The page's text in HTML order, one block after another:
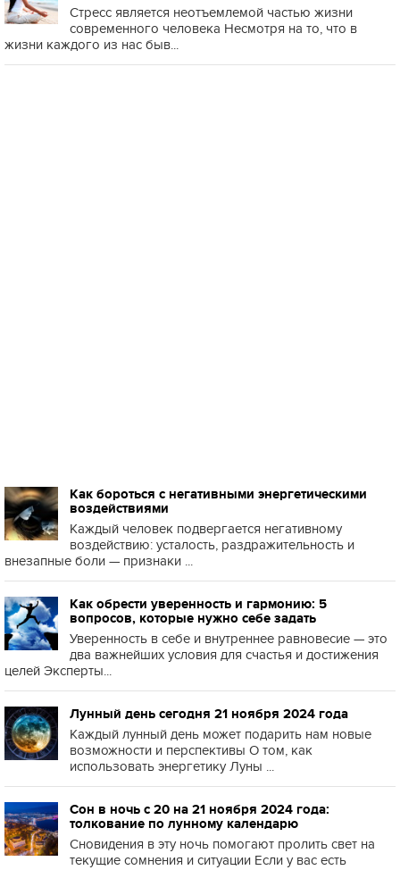
Стресс является неотъемлемой частью жизни
современного человека Несмотря на то, что в
жизни каждого из нас быв...
Как бороться с негативными энергетическими
воздействиями
Каждый человек подвергается негативному
воздействию: усталость, раздражительность и
внезапные боли — признаки ...
Как обрести уверенность и гармонию: 5
вопросов, которые нужно себе задать
Уверенность в себе и внутреннее равновесие — это
два важнейших условия для счастья и достижения
целей Эксперты...
Лунный день сегодня 21 ноября 2024 года
Каждый лунный день может подарить нам новые
возможности и перспективы О том, как
использовать энергетику Луны ...
Сон в ночь с 20 на 21 ноября 2024 года:
толкование по лунному календарю
Сновидения в эту ночь помогают пролить свет на
текущие сомнения и ситуации Если у вас есть